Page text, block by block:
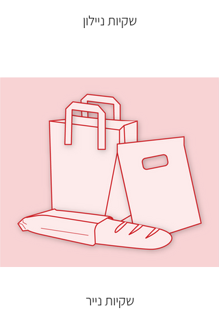
שקיות ניילון
שקיות נייר